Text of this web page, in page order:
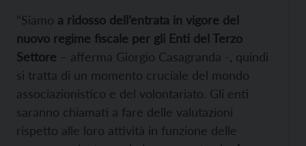
“Siamo a ridosso dell’entrata in vigore del
nuovo regime fiscale per gli Enti del Terzo
Settore – afferma Giorgio Casagranda -, quindi
si tratta di un momento cruciale del mondo
associazionistico e del volontariato. Gli enti
saranno chiamati a fare delle valutazioni
rispetto alle loro attività in funzione delle